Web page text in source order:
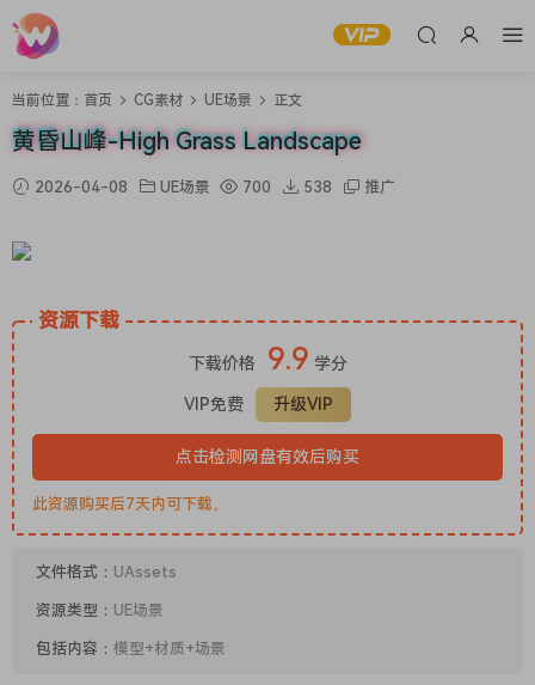
当前位置： 首页 CG素材 UE场景 正文
黄昏山峰-High Grass Landscape
2026-04-08 UE场景 700 538 推广
资源下载
下载价格 9.9 学分
VIP免费 升级VIP
点击检测网盘有效后购买
此资源购买后7天内可下载。
文件格式： UAssets
资源类型： UE场景
包括内容： 模型+材质+场景